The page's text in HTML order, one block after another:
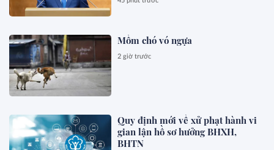
Mồm chó vó ngựa
2 giờ trước
Quy định mới về xử phạt hành vi
gian lận hồ sơ hưởng BHXH,
BHTN